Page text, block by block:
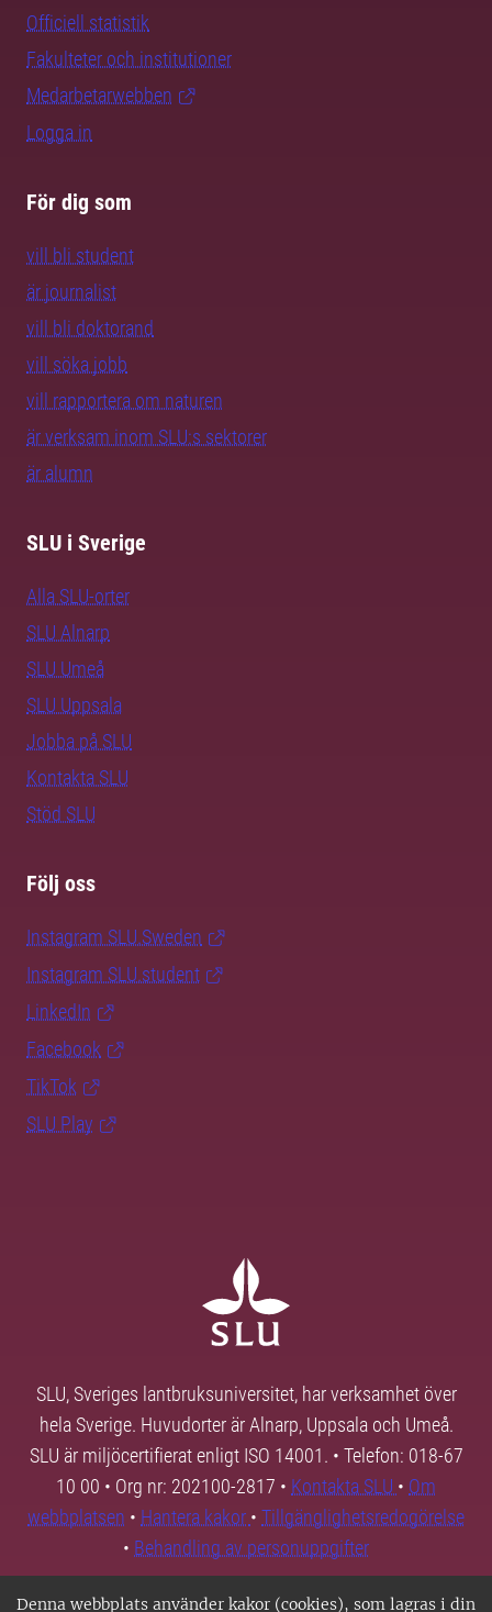
Denna webbplats använder kakor (cookies), som lagras i din
Officiell statistik
Fakulteter och institutioner
Medarbetarwebben
Logga in
För dig som
vill bli student
är journalist
vill bli doktorand
vill söka jobb
vill rapportera om naturen
är verksam inom SLU:s sektorer
är alumn
SLU i Sverige
Alla SLU-orter
SLU Alnarp
SLU Umeå
SLU Uppsala
Jobba på SLU
Kontakta SLU
Stöd SLU
Följ oss
Instagram SLU.Sweden
Instagram SLU.student
LinkedIn
Facebook
TikTok
SLU Play
SLU, Sveriges lantbruksuniversitet, har verksamhet över
hela Sverige. Huvudorter är Alnarp, Uppsala och Umeå.
SLU är miljöcertifierat enligt ISO 14001. • Telefon: 018-67
10 00 • Org nr: 202100-2817 • Kontakta SLU • Om
webbplatsen • Hantera kakor • Tillgänglighetsredogörelse
• Behandling av personuppgifter